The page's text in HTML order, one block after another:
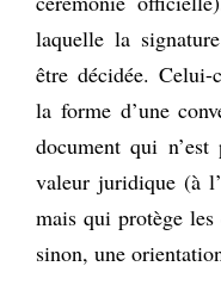
laquelle la
être décidée.
la forme d’une
document qui
valeur juridique (à
mais qui protège
sinon, une